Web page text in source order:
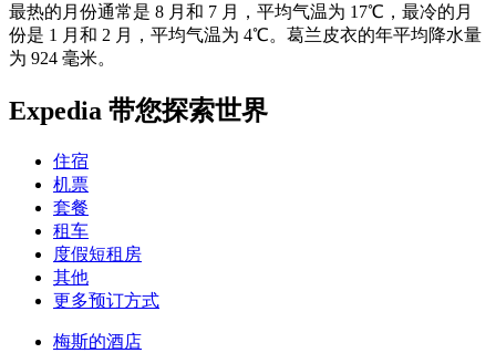
最热的月份通常是 8 月和 7 月，平均气温为 17℃，最冷的月
份是 1 月和 2 月，平均气温为 4℃。葛兰皮衣的年平均降水量
为 924 毫米。
Expedia 带您探索世界
住宿
机票
套餐
租车
度假短租房
其他
更多预订方式
梅斯的酒店